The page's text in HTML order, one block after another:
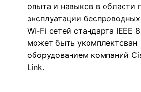
опыта и навыков в области
эксплуатации
Wi-Fi сетей стандарта IEEE
может быть укомплектован
оборудованием компаний
Link.